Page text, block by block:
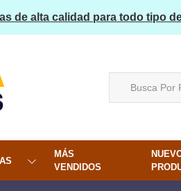
de alta calidad para todo tipo
MÁS
VENDIDOS